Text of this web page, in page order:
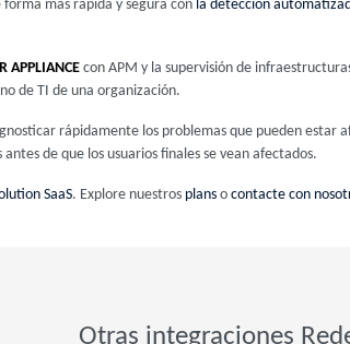
más rápida y segura con la detección
APPLIANCE con APM y la supervisión de
de TI de una organización.
rápidamente los problemas que pueden estar
de que los usuarios finales se vean afectados.
SaaS. Explore nuestros plans o contacte con
Otras integraciones